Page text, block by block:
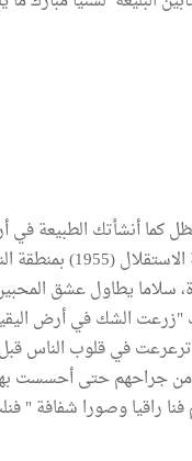
أنشأتك الطبيعة في
من سنة الحرية سنة
سلاما يطاول عشق
"زرعت الشك في أرض
في قلوب الناس قبل
من جراحهم حتى أحسست
راقيا وصورا شفافة "